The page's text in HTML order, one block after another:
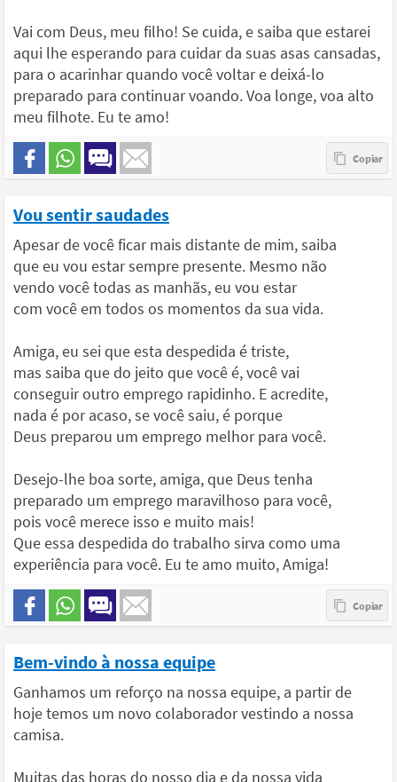
Vai com Deus, meu filho! Se cuida, e saiba que estarei
aqui lhe esperando para cuidar da suas asas cansadas,
para o acarinhar quando você voltar e deixá-lo
preparado para continuar voando. Voa longe, voa alto
meu filhote. Eu te amo!
Vou sentir saudades
Apesar de você ficar mais distante de mim, saiba
que eu vou estar sempre presente. Mesmo não
vendo você todas as manhãs, eu vou estar
com você em todos os momentos da sua vida.
Amiga, eu sei que esta despedida é triste,
mas saiba que do jeito que você é, você vai
conseguir outro emprego rapidinho. E acredite,
nada é por acaso, se você saiu, é porque
Deus preparou um emprego melhor para você.
Desejo-lhe boa sorte, amiga, que Deus tenha
preparado um emprego maravilhoso para você,
pois você merece isso e muito mais!
Que essa despedida do trabalho sirva como uma
experiência para você. Eu te amo muito, Amiga!
Bem-vindo à nossa equipe
Ganhamos um reforço na nossa equipe, a partir de
hoje temos um novo colaborador vestindo a nossa
camisa.
Muitas das horas do nosso dia e da nossa vida